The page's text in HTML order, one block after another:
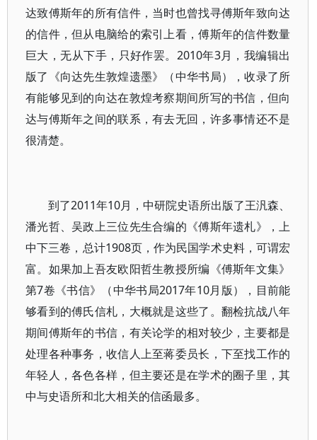
达致傅斯年的所有信件，当时也曾找寻傅斯年致向达
的信件，但从电脑给的索引上看，傅斯年的信件数量
巨大，无从下手，只好作罢。2010年3月，我编辑出
版了《向达先生敦煌遗墨》（中华书局），收录了所
有能够见到的向达在敦煌考察期间所写的书信，但向
达与傅斯年之间的联系，有去无回，许多事情还不是
很清楚。
到了2011年10月，中研院史语所出版了王汎森、
潘光哲、吴政上三位先生合编的《傅斯年遗札》，上
中下三卷，总计1908页，作为民国学术史料，可谓宏
富。如果加上吾友欧阳哲生教授所编《傅斯年文集》
第7卷《书信》（中华书局2017年10月版），目前能
够看到的傅氏信札，大概就是这些了。翻检抗战八年
期间傅斯年的书信，有关论学的相对较少，主要都是
处理各种事务，收信人上至蒋委员长，下至找工作的
年轻人，各色各样，但主要还是在学术的圈子里，其
中与史语所和北大相关的信函最多。